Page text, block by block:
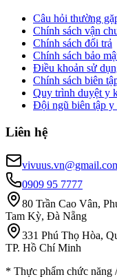
Câu hỏi thường
Chính sách vận
Chính sách đổi trả
Chính sách bảo
Điều khoản sử
Chính sách biên
Quy trình duyệt y
Đội ngũ biên tập y
Liên hệ
0909 95 7777
80 Trần Cao Vân,
Tam Kỳ, Đà Nẵng
331 Phú Thọ Hòa,
TP. Hồ Chí Minh
* Thực phẩm chức năng